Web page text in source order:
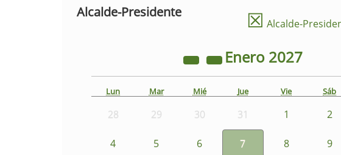
Alcalde-Presidente ☒ Alcalde-
Enero 2027
Lun Mar Mié Jue Vie Sáb
28 29 30 31 1 2
4 5 6 7 8 9